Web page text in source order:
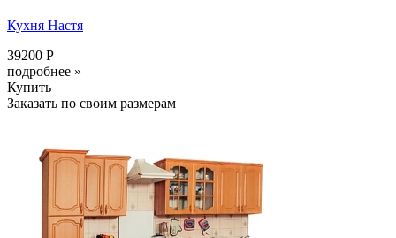
Кухня Настя
39200 Р
подробнее »
Купить
Заказать по своим размерам